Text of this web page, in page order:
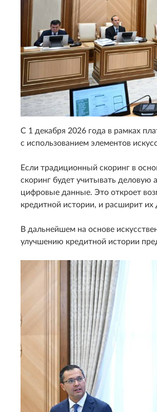
С 1 декабря 2026 года в рамках
с использованием элементов
Если традиционный скоринг в
скоринг будет учитывать
цифровые данные. Это откроет
кредитной истории, и расширит
В дальнейшем на основе
улучшению кредитной истории